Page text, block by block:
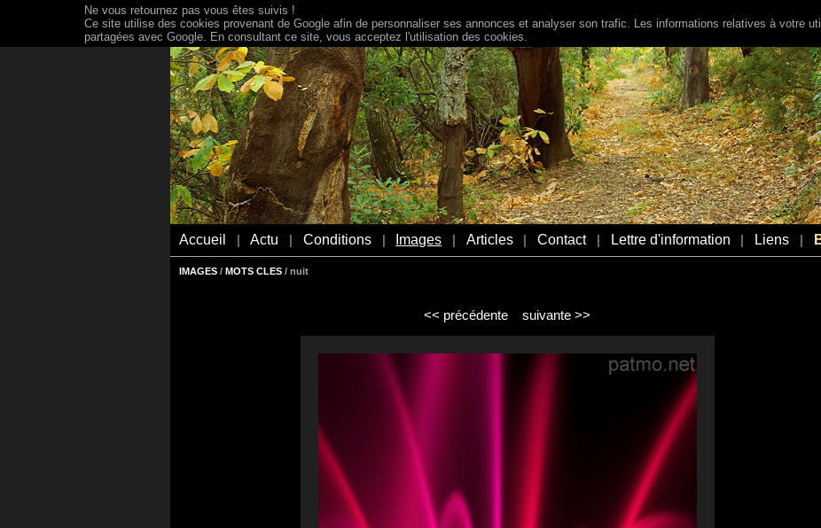
Accueil Actu Conditions Images Articles Contact Lettre d'information Liens
IMAGES / MOTS CLES / nuit
<< précédente suivante >>
Ne vous retournez pas vous êtes suivis !
Ce site utilise des cookies provenant de Google afin de personnaliser ses annonces et analyser son trafic. Les informations relatives à votre
partagées avec Google. En consultant ce site, vous acceptez l'utilisation des cookies.